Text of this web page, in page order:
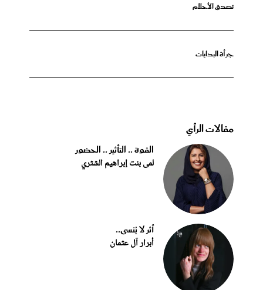
تصدق الأحلام
جرأة البدايات
مقالات الرأي
القوة .. التأثير .. الحضور
لمى بنت إبراهيم الشثري
أثر لا يُنسى..
أبرار آل عثمان